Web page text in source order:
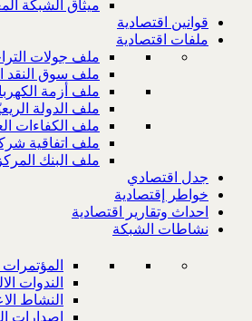
ميثاق الشبكة
قوانين اقتصادية
ملفات اقتصادية
ملف جولات
ملف سوق النقد
ملف أزمة
ملف الدولة
ملف الكفاءات
ملف اتفاقية
ملف البنك
جدل اقتصادي
خواطر إقتصادية
احداث وتقارير اقتصادية
نشاطات الشبكة
الندوات
النشاط
اصدارات